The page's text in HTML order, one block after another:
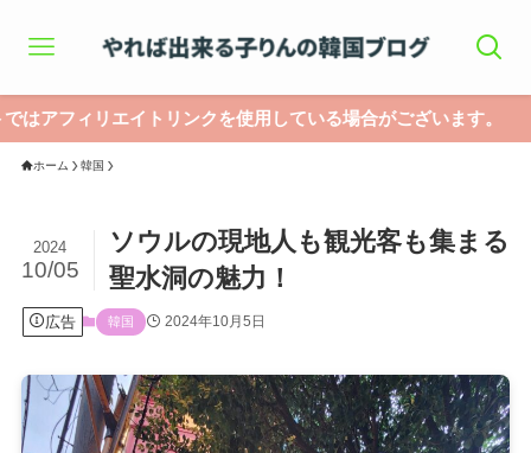
イトリンクを使用している場合がございます。
ホーム 韓国
ソウルの現地人も観光客も集まる
聖水洞の魅力！
2024
10/05
広告 韓国 2024年10月5日